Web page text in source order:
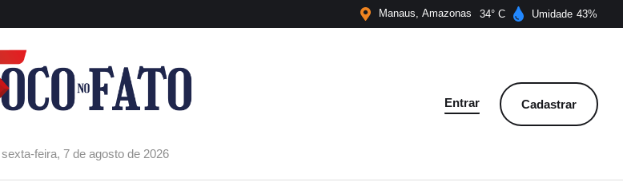
Manaus Amazonas 34 Umidade 43
sexta-feira, 7 de agosto de 2026
Entrar Cadastrar